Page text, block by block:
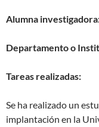
Alumna
Departamento o
Tareas realizadas:
Se ha realizado un
implantación en la